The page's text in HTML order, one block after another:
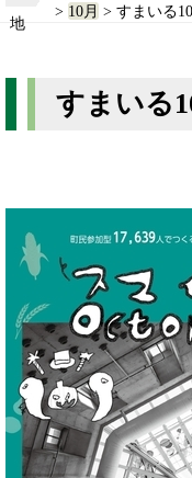
地
> 10月 > すまいる
すまいる